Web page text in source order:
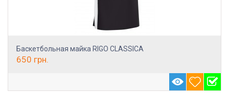
Баскетбольная майка RIGO CLASSICA
650 грн.